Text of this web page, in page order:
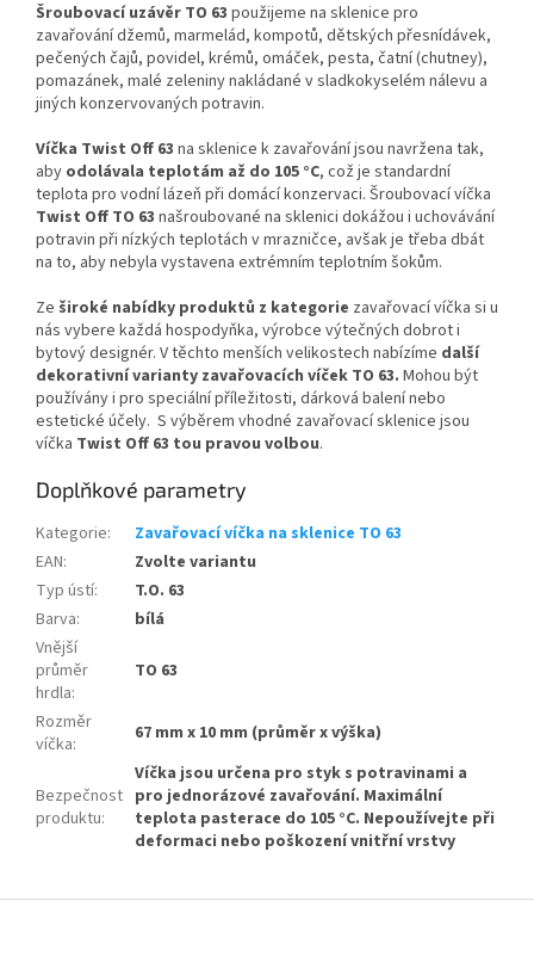
Šroubovací uzávěr TO 63 použijeme na sklenice pro
zavařování džemů, marmelád, kompotů, dětských přesnídávek,
pečených čajů, povidel, krémů, omáček, pesta, čatní (chutney),
pomazánek, malé zeleniny nakládané v sladkokyselém nálevu a
jiných konzervovaných potravin.
Víčka Twist Off 63 na sklenice k zavařování jsou navržena tak,
aby odolávala teplotám až do 105 °C, což je standardní
teplota pro vodní lázeň při domácí konzervaci. Šroubovací víčka
Twist Off TO 63 našroubované na sklenici dokážou i uchovávání
potravin při nízkých teplotách vmrazničce, avšak je třeba dbát
na to, aby nebyla vystavena extrémním teplotním šokům.
Ze široké nabídky produktů z kategorie zavařovací víčka si u
nás vybere každá hospodyňka, výrobce výtečných dobrot i
bytový designér. V těchto menších velikostech nabízíme další
dekorativní varianty zavařovacích víček TO 63. Mohou být
používány i pro speciální příležitosti, dárková balení nebo
estetické účely. S výběrem vhodné zavařovací sklenice jsou
víčka Twist Off 63 tou pravou volbou.
Doplňkové parametry
Kategorie:
Zavařovací víčka na sklenice TO 63
EAN:
Zvolte variantu
Typ ústí:
T.O. 63
Barva:
bílá
Vnější
průměr
hrdla:
TO 63
Rozměr
víčka: 67 mm x 10 mm (průměr x výška)
Bezpečnost
produktu:
Víčka jsou určena pro styk s potravinami a
pro jednorázové zavařování. Maximální
teplota pasterace do 105 °C. Nepoužívejte při
deformaci nebo poškození vnitřní vrstvy